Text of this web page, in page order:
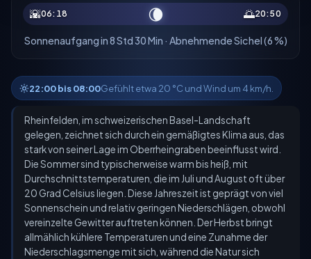
🌇06:18 🌘 🌅20:50
Sonnenaufgang in 8 Std 30 Min · Abnehmende Sichel (6 %)
22:00 bis 08:00Gefühlt etwa 20 °C und Wind um 4 km/h.
Rheinfelden, im schweizerischen Basel-Landschaft
gelegen, zeichnet sich durch ein gemäßigtes Klima aus, das
stark von seiner Lage im Oberrheingraben beeinflusst wird.
Die Sommer sind typischerweise warm bis heiß, mit
Durchschnittstemperaturen, die im Juli und August oft über
20 Grad Celsius liegen. Diese Jahreszeit ist geprägt von viel
Sonnenschein und relativ geringen Niederschlägen, obwohl
vereinzelte Gewitter auftreten können. Der Herbst bringt
allmählich kühlere Temperaturen und eine Zunahme der
Niederschlagsmenge mit sich, während die Natur sich